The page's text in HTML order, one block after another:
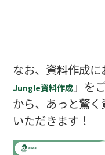
なお、資料作成
Jungle資料作成」を
から、あっと驚
いただきます！